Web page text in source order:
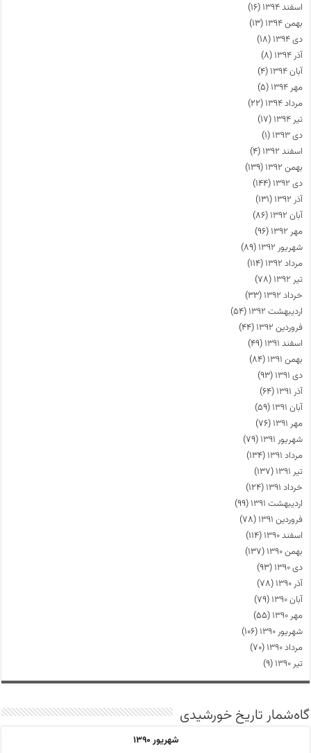
اسفند ۱۳۹۴
(۱۶)
بهمن ۱۳۹۴
(۱۳)
دی ۱۳۹۴
(۱۸)
آذر ۱۳۹۴
(۸)
آبان ۱۳۹۴
(۴)
مهر ۱۳۹۴
(۵)
مرداد ۱۳۹۴
(۲۲)
تیر ۱۳۹۴
(۱۷)
دی ۱۳۹۳
(۱)
اسفند ۱۳۹۲
(۴)
بهمن ۱۳۹۲
(۱۳۹)
دی ۱۳۹۲
(۱۴۴)
آذر ۱۳۹۲
(۱۳۱)
آبان ۱۳۹۲
(۸۶)
مهر ۱۳۹۲
(۹۶)
شهریور ۱۳۹۲
(۸۹)
مرداد ۱۳۹۲
(۱۱۴)
تیر ۱۳۹۲
(۷۸)
خرداد ۱۳۹۲
(۳۳)
اردیبهشت ۱۳۹۲
(۵۴)
فروردین ۱۳۹۲
(۴۴)
اسفند ۱۳۹۱
(۴۹)
بهمن ۱۳۹۱
(۸۴)
دی ۱۳۹۱
(۹۳)
آذر ۱۳۹۱
(۶۴)
آبان ۱۳۹۱
(۵۹)
مهر ۱۳۹۱
(۷۶)
شهریور ۱۳۹۱
(۷۹)
مرداد ۱۳۹۱
(۱۳۴)
تیر ۱۳۹۱
(۱۳۷)
خرداد ۱۳۹۱
(۱۲۴)
اردیبهشت ۱۳۹۱
(۹۹)
فروردین ۱۳۹۱
(۷۸)
اسفند ۱۳۹۰
(۱۱۴)
بهمن ۱۳۹۰
(۱۳۷)
دی ۱۳۹۰
(۹۳)
آذر ۱۳۹۰
(۷۸)
آبان ۱۳۹۰
(۷۹)
مهر ۱۳۹۰
(۵۵)
شهریور ۱۳۹۰
(۱۰۶)
مرداد ۱۳۹۰
(۷۰)
تیر ۱۳۹۰
(۹)
گاه‌شمار تاریخ خورشیدی
شهریور ۱۳۹۰